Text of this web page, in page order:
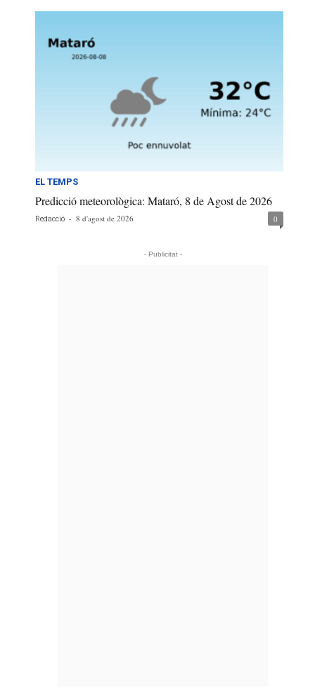
EL TEMPS
Predicció meteorològica: Mataró, 8 de Agost de 2026
Redacció - 8 d'agost de 2026 0
- Publicitat -